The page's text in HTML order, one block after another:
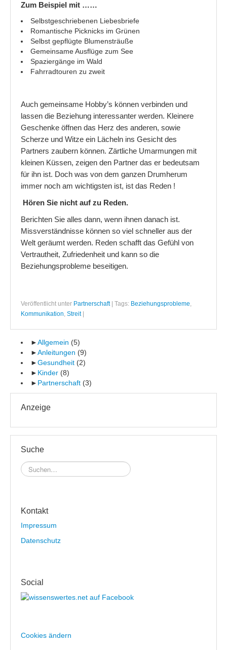
Zum Beispiel mit ……
Selbstgeschriebenen Liebesbriefe
Romantische Picknicks im Grünen
Selbst gepflügte Blumensträuße
Gemeinsame Ausflüge zum See
Spaziergänge im Wald
Fahrradtouren zu zweit
Auch gemeinsame Hobby’s können verbinden und
lassen die Beziehung interessanter werden. Kleinere
Geschenke öffnen das Herz des anderen, sowie
Scherze und Witze ein Lächeln ins Gesicht des
Partners zaubern können. Zärtliche Umarmungen mit
kleinen Küssen, zeigen den Partner das er bedeutsam
für ihn ist. Doch was von dem ganzen Drumherum
immer noch am wichtigsten ist, ist das Reden !
Hören Sie nicht auf zu Reden.
Berichten Sie alles dann, wenn ihnen danach ist.
Missverständnisse können so viel schneller aus der
Welt geräumt werden. Reden schafft das Gefühl von
Vertrautheit, Zufriedenheit und kann so die
Beziehungsprobleme beseitigen.
Veröffentlicht unter Partnerschaft Tags: Beziehungsprobleme,
Kommunikation, Streit
►Allgemein (5)
►Anleitungen (9)
►Gesundheit (2)
► Kinder (8)
► Partnerschaft (3)
Anzeige
Suche
Kontakt
Impressum
Datenschutz
Social
Cookies ändern